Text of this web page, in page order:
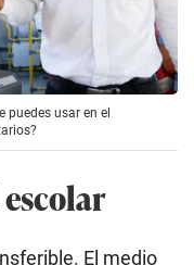
puedes usar en el
El medio